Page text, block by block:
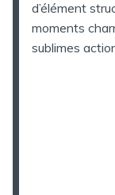
d’élément
moments
sublimes